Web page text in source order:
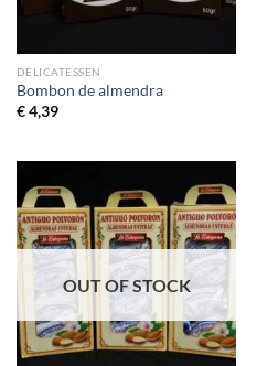
DELICATESSEN
Bombon de almendra
€4,39
OUT OF STOCK